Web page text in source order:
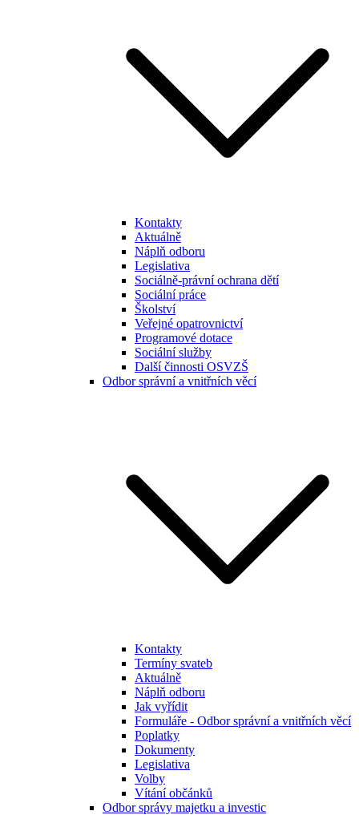
Kontakty
Aktuálně
Náplň odboru
Legislativa
Sociálně-právní ochrana dětí
Sociální práce
Školství
Veřejné opatrovnictví
Programové dotace
Sociální služby
Další činnosti OSVZŠ
Odbor správní a vnitřních věcí
Kontakty
Termíny svateb
Aktuálně
Náplň odboru
Jak vyřídit
Formuláře - Odbor správní a vnitřních věcí
Poplatky
Dokumenty
Legislativa
Volby
Vítání občánků
Odbor správy majetku a investic